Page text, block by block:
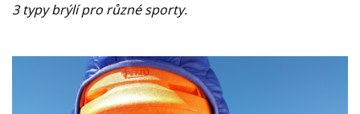
3 typy brýlí pro různé sporty.